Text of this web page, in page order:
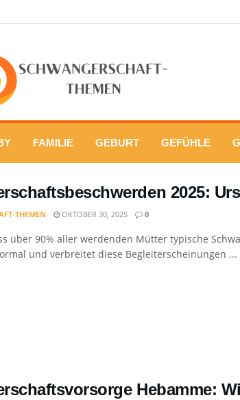
FAMILIE GEBURT GEFÜHLE
2025:
THEMEN OKTOBER 30, 2025 0
über 90% aller werdenden Mütter typische
und verbreitet diese Begleiterscheinungen ...
Hebamme: